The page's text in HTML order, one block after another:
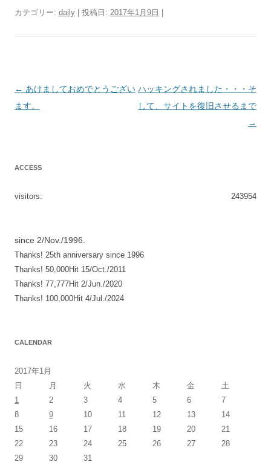
カテゴリー: daily | 投稿日: 2017年1月9日 |
投
稿
← あけましておめでとうござい
ます。
ハッキングされました・・・そ
して、サイトを復旧させるまで
→
ACCESS
243954
visitors:
since 2/Nov./1996.
Thanks! 25th anniversary since 1996
Thanks! 50,000Hit 15/Oct./2011
Thanks! 77,777Hit 2/Jun./2020
Thanks! 100,000Hit 4/Jul./2024
CALENDAR
2017年1月
日
月 火 水 木 金
土
1
2 3 4 5 6
7
8
9 10 11 12 13
14
15
16 17 18 19 20
21
22
23 24 25 26 27
28
29
30
31